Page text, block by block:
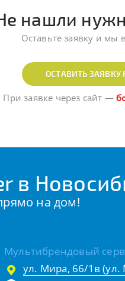
нашли
Оставьте заявку и мы
ОСТАВИТЬ ЗАЯВКУ
При заявке через сайт —
в
на дом!
Мультибрендовый
ул. Мира, 66/1в (ул.